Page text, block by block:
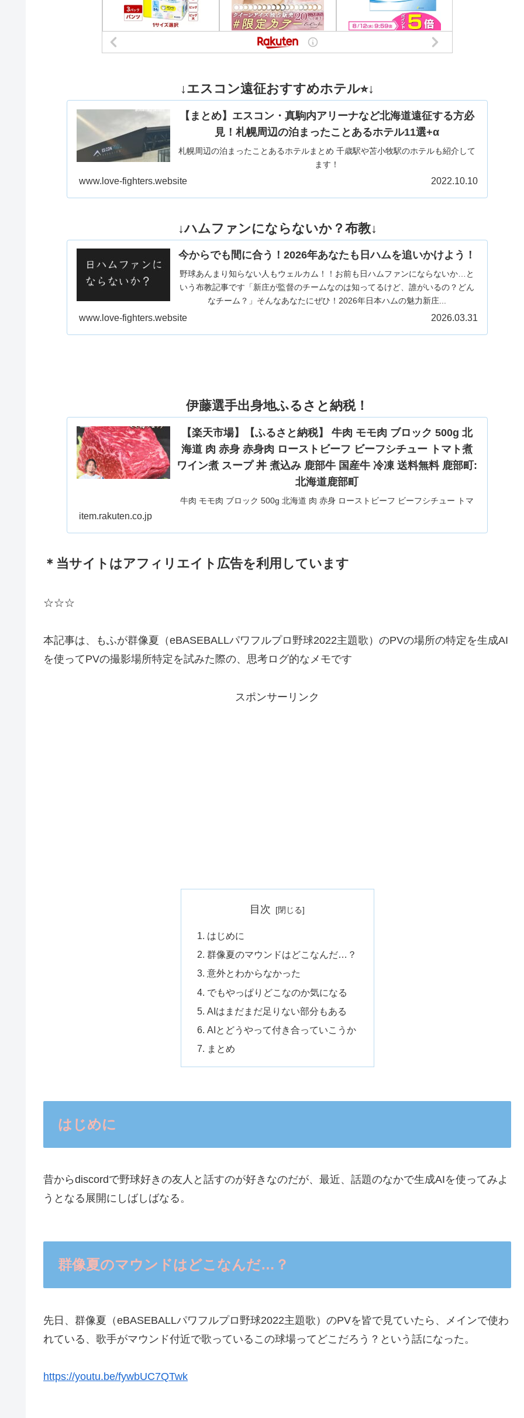
↓エスコン遠征おすすめホテル⭐︎↓
【まとめ】エスコン・真駒内アリーナなど北海道遠征する方必
見！札幌周辺の泊まったことあるホテル11選+α
札幌周辺の泊まったことあるホテルまとめ 千歳駅や苫小牧駅のホテルも紹介して
ます！
www.love-fighters.website 2022.10.10
↓ハムファンにならないか？布教↓
今からでも間に合う！2026年あなたも日ハムを追いかけよう！
野球あんまり知らない人もウェルカム！！お前も日ハムファンにならないか…と
いう布教記事です「新庄が監督のチームなのは知ってるけど、誰がいるの？どん
なチーム？」そんなあなたにぜひ！2026年日本ハムの魅力新庄...
www.love-fighters.website 2026.03.31
伊藤選手出身地ふるさと納税！
【楽天市場】【ふるさと納税】 牛肉 モモ肉 ブロック 500g 北
海道 肉 赤身 赤身肉 ローストビーフ ビーフシチュー トマト煮
ワイン煮 スープ 丼 煮込み 鹿部牛 国産牛 冷凍 送料無料 鹿部町:
北海道鹿部町
牛肉 モモ肉 ブロック 500g 北海道 肉 赤身 ローストビーフ ビーフシチュー トマ
item.rakuten.co.jp
＊当サイトはアフィリエイト広告を利用しています
☆☆☆
本記事は、もふが群像夏（eBASEBALLパワフルプロ野球2022主題歌）のPVの場所の特定を生成AI
を使ってPVの撮影場所特定を試みた際の、思考ログ的なメモです
スポンサーリンク
目次
はじめに
群像夏のマウンドはどこなんだ…？
意外とわからなかった
でもやっぱりどこなのか気になる
AIはまだまだ足りない部分もある
AIとどうやって付き合っていこうか
まとめ
はじめに
昔からdiscordで野球好きの友人と話すのが好きなのだが、最近、話題のなかで生成AIを使ってみよ
うとなる展開にしばしばなる。
群像夏のマウンドはどこなんだ…？
先日、群像夏（eBASEBALLパワフルプロ野球2022主題歌）のPVを皆で見ていたら、メインで使わ
れている、歌手がマウンド付近で歌っているこの球場ってどこだろう？という話になった。
https://youtu.be/fywbUC7QTwk